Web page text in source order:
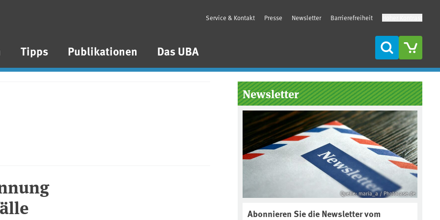
Tipps Publikationen Das UBA
Service & Kontakt Presse Newsletter Barrierefreiheit
Suche
Seitenleiste
Newsletter
Quelle: maria_a / Photocase.de
Abonnieren Sie die Newsletter vom